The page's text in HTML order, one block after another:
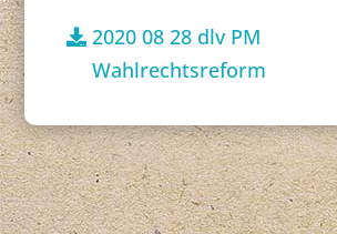
2020 08 28 dlv PM
Wahlrechtsreform